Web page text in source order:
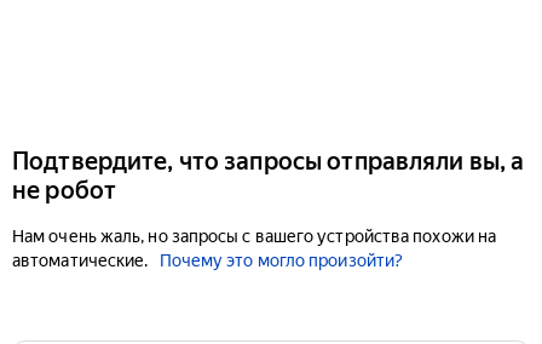
Подтвердите, что запросы отправляли вы, а
не робот
Нам очень жаль, но запросы с вашего устройства похожи на
автоматические.
Почему это могло произойти?